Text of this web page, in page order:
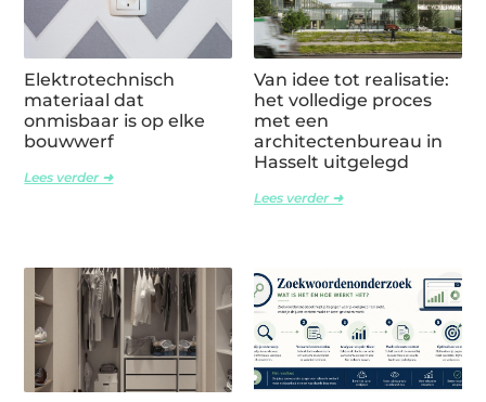
Elektrotechnisch
materiaal dat
onmisbaar is op elke
bouwwerf
Lees verder ➜
Van idee tot realisatie:
het volledige proces
met een
architectenbureau in
Hasselt uitgelegd
Lees verder ➜